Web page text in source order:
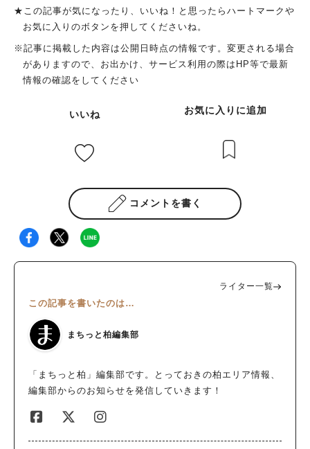
★この記事が気になったり、いいね！と思ったらハートマークや
お気に入りのボタンを押してくださいね。
※記事に掲載した内容は公開日時点の情報です。変更される場合
がありますので、お出かけ、サービス利用の際はHP等で最新
情報の確認をしてください
いいね お気に入りに追加
コメントを書く
ライター一覧
この記事を書いたのは…
まちっと柏編集部
「まちっと柏」編集部です。とっておきの柏エリア情報、
編集部からのお知らせを発信していきます！